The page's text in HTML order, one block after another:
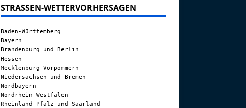
STRASSEN-WETTERVORHERSAGEN
Baden-Württemberg
Bayern
Brandenburg und Berlin
Hessen
Mecklenburg-Vorpommern
Niedersachsen und Bremen
Nordbayern
Nordrhein-Westfalen
Rheinland-Pfalz und Saarland